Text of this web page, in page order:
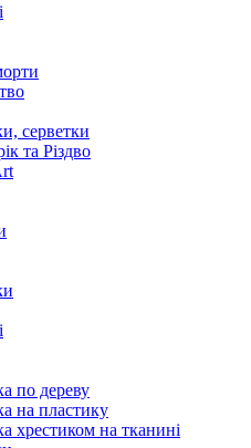
серветки
та Різдво
по дереву
на пластику
хрестиком на тканині